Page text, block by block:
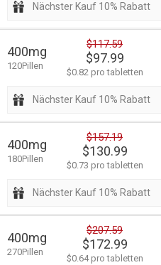
Nächster Kauf 10% Rabatt
400mg
120Pillen
$117.59
$97.99
$0.82 pro tabletten
Nächster Kauf 10% Rabatt
400mg
180Pillen
$157.19
$130.99
$0.73 pro tabletten
Nächster Kauf 10% Rabatt
400mg
270Pillen
$207.59
$172.99
$0.64 pro tabletten